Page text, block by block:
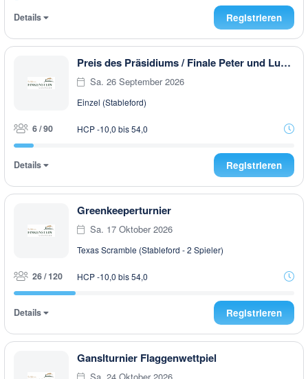
Details Registrieren
Preis des Präsidiums / Finale Peter und Lukas WOCHENCUP powered by RUBNER & Golf
Sa. 26 September 2026
Einzel (Stableford)
6 / 90 HCP -10,0 bis 54,0
Details Registrieren
Greenkeeperturnier
Sa. 17 Oktober 2026
Texas Scramble (Stableford - 2 Spieler)
26 / 120 HCP -10,0 bis 54,0
Details Registrieren
Ganslturnier Flaggenwettpiel